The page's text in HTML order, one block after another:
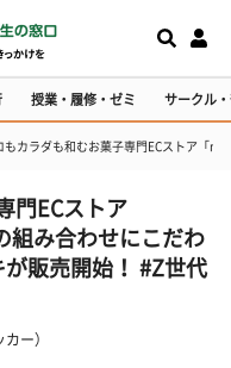
授業・履修・ゼミ サークル
もカラダも和むお菓子専門ECストア「
門ECストア
組み合わせにこだわ
販売開始！ #Z世代
ー）